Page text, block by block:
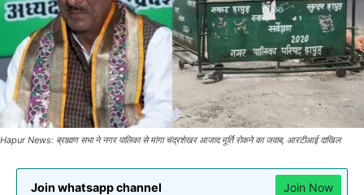
Hapur News: ब्राह्मण सभा ने नगर पालिका से मांगा चंद्रशेखर आजाद मूर्ति रोकने का जवाब, आरटीआई दाखिल
Join whatsapp channel Join Now